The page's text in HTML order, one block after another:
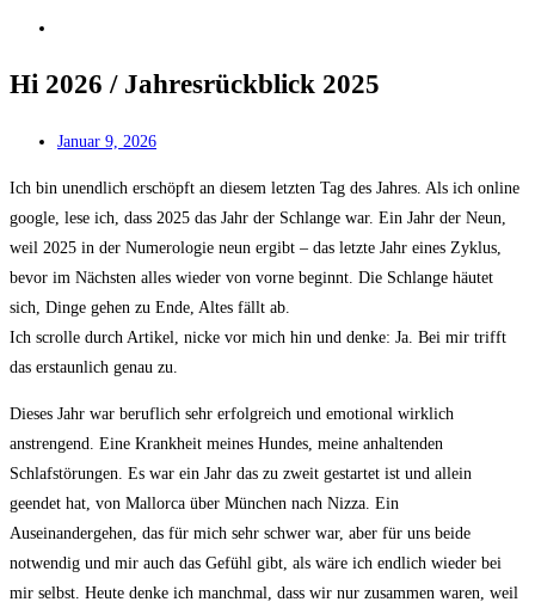
Hi 2026 / Jahresrückblick 2025
Januar 9, 2026
Ich bin unendlich erschöpft an diesem letzten Tag des Jahres. Als ich online
google, lese ich, dass 2025 das Jahr der Schlange war. Ein Jahr der Neun,
weil 2025 in der Numerologie neun ergibt – das letzte Jahr eines Zyklus,
bevor im Nächsten alles wieder von vorne beginnt. Die Schlange häutet
sich, Dinge gehen zu Ende, Altes fällt ab.
Ich scrolle durch Artikel, nicke vor mich hin und denke: Ja. Bei mir trifft
das erstaunlich genau zu.
Dieses Jahr war beruflich sehr erfolgreich und emotional wirklich
anstrengend. Eine Krankheit meines Hundes, meine anhaltenden
Schlafstörungen. Es war ein Jahr das zu zweit gestartet ist und allein
geendet hat, von Mallorca über München nach Nizza. Ein
Auseinandergehen, das für mich sehr schwer war, aber für uns beide
notwendig und mir auch das Gefühl gibt, als wäre ich endlich wieder bei
mir selbst. Heute denke ich manchmal, dass wir nur zusammen waren, weil